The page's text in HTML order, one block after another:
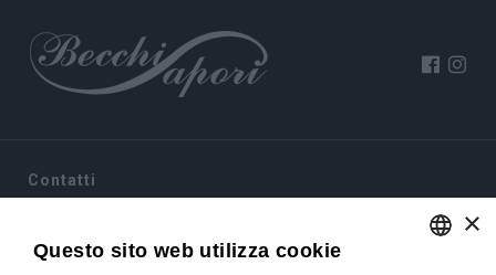
Contatti
10022 Carmagnola(TO)
×
Questo sito web utilizza cookie